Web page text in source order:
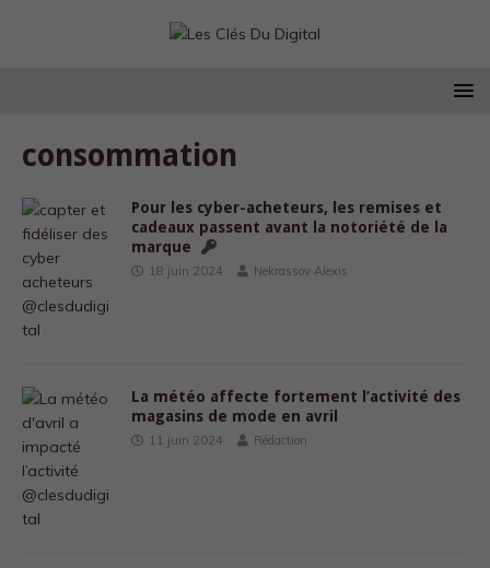
consommation
Pour les cyber-acheteurs, les remises et
cadeaux passent avant la notoriété de la
marque
18 juin 2024 Nekrassov Alexis
La météo affecte fortement l’activité des
magasins de mode en avril
11 juin 2024 Rédaction